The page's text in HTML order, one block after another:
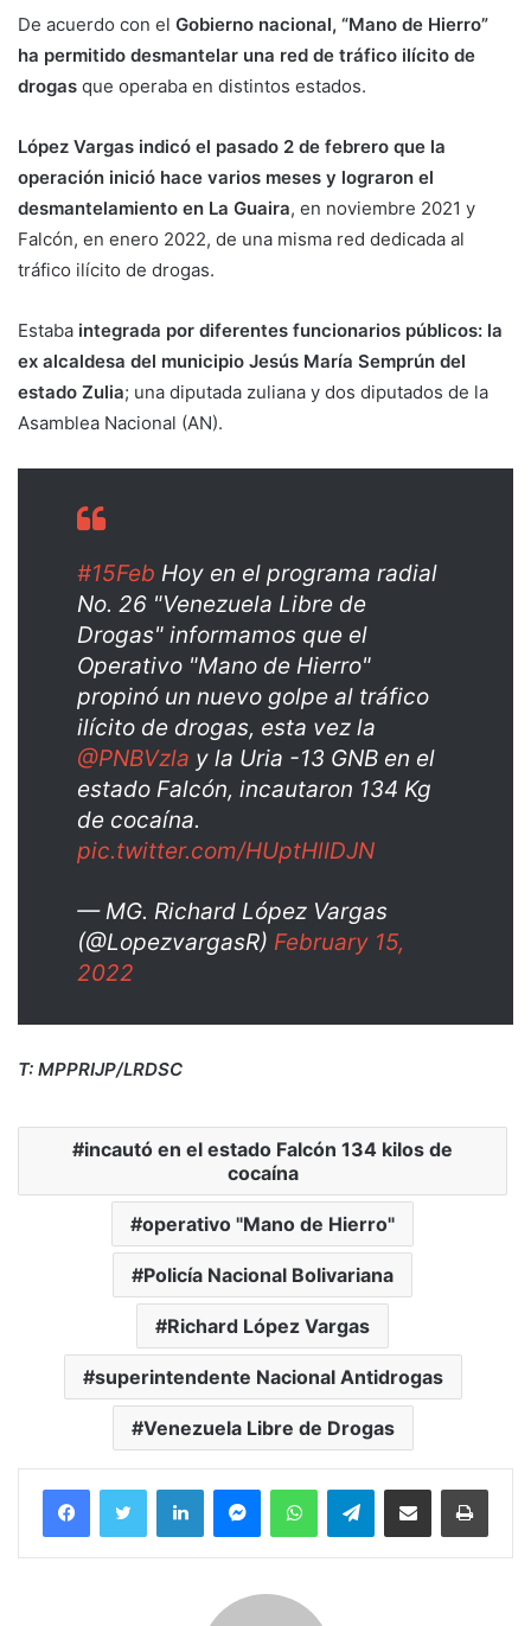
De acuerdo con el Gobierno nacional, “Mano de Hierro”
ha permitido desmantelar una red de tráfico ilícito de
drogas que operaba en distintos estados.
López Vargas indicó el pasado 2 de febrero que la
operación inició hace varios meses y lograron el
desmantelamiento en La Guaira, en noviembre 2021 y
Falcón, en enero 2022, de una misma red dedicada al
tráfico ilícito de drogas.
Estaba integrada por diferentes funcionarios públicos: la
ex alcaldesa del municipio Jesús María Semprún del
estado Zulia; una diputada zuliana y dos diputados de la
Asamblea Nacional (AN).
#15Feb Hoy en el programa radial
No. 26 "Venezuela Libre de
Drogas" informamos que el
Operativo "Mano de Hierro"
propinó un nuevo golpe al tráfico
ilícito de drogas, esta vez la
@PNBVzla y la Uria -13 GNB en el
estado Falcón, incautaron 134 Kg
de cocaína.
pic.twitter.com/HUptHlIDJN
— MG. Richard López Vargas
(@LopezvargasR) February 15,
2022
T: MPPRIJP/LRDSC
incautó en el estado Falcón 134 kilos de
cocaína
operativo "Mano de Hierro"
Policía Nacional Bolivariana
Richard López Vargas
superintendente Nacional Antidrogas
Venezuela Libre de Drogas
FacebookTwitter LinkedInMessengerWhatsAppTelegramCompartir por correo electrónico